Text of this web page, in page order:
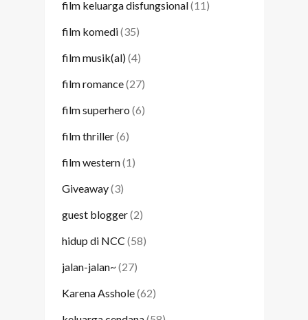
film keluarga disfungsional(11)
film komedi(35)
film musik(al)(4)
film romance(27)
film superhero (6)
film thriller(6)
film western(1)
Giveaway(3)
guest blogger(2)
hidup di NCC (58)
jalan-jalan~(27)
Karena Asshole(62)